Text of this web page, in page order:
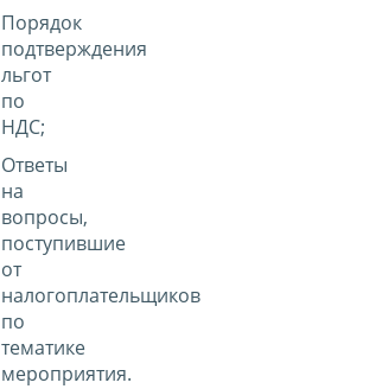
Порядок
подтверждения
льгот
по
НДС;
Ответы
на
вопросы,
поступившие
от
налогоплательщиков
по
тематике
мероприятия.